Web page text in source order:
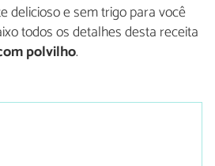
delicioso e sem trigo para você
todos os detalhes desta receita
polvilho.